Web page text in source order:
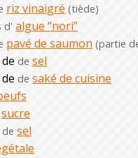
riz vinaigré (tiède)
d' algue “nori”
pavé de saumon (partie
de sel
de saké de cuisine
sucre
de sel